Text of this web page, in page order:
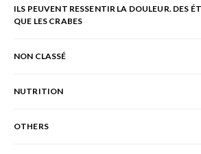
ILS PEUVENT RESSENTIR LA DOULEUR. DES
QUE LES CRABES
NON CLASSÉ
NUTRITION
OTHERS